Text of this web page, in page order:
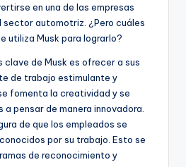
en una de las empresas
sector automotriz. ¿Pero cuáles
utiliza Musk para lograrlo?
clave de Musk es ofrecer a sus
de trabajo estimulante y
fomenta la creatividad y se
a pensar de manera innovadora.
de que los empleados se
por su trabajo. Esto se
de reconocimiento y